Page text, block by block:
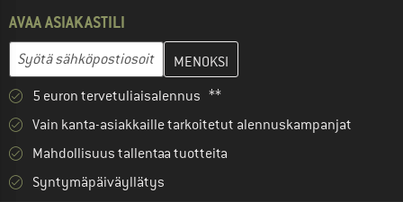
AVAA ASIAKASTILI
Sähköpostiosoite
Anna sähköpostiosoitteesi ja luo seuraavassa vaiheessa
5 euron tervetuliaisalennus **
Vain kanta-asiakkaille tarkoitetut alennuskampanjat
Mahdollisuus tallentaa tuotteita
Syntymäpäiväyllätys